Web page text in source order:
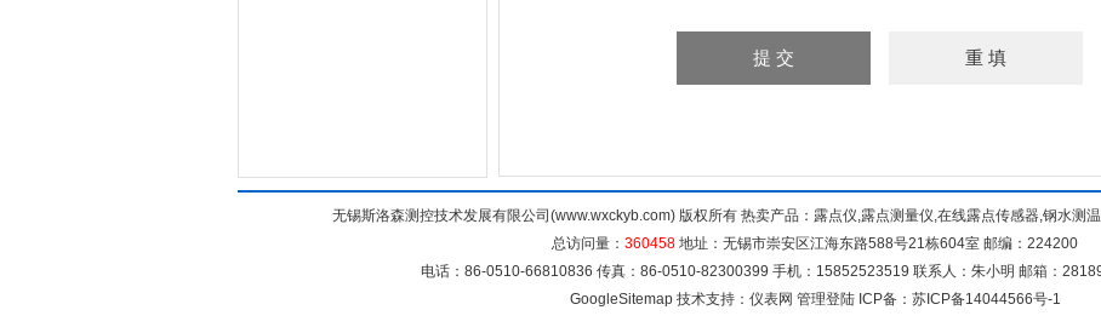
无锡斯洛森测控技术发展有限公司(www.wxckyb.com) 版权所有 热卖产品：露点仪,露点测量仪,在线露点传感器,钢水测温
总访问量： 360458 地址：无锡市崇安区江海东路588号21栋604室 邮编：224200
电话：86-0510-66810836 传真：86-0510-82300399 手机：15852523519 联系人：朱小明 邮箱：
GoogleSitemap技术支持： 仪表网 管理登陆ICP备： 苏ICP备14044566号-1